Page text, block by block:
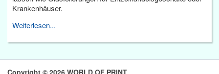
Krankenhäuser.
Weiterlesen...